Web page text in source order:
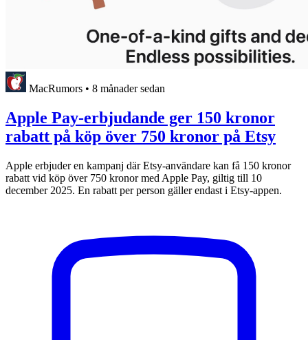
MacRumors • 8 månader sedan
Apple Pay-erbjudande ger 150 kronor
rabatt på köp över 750 kronor på Etsy
Apple erbjuder en kampanj där Etsy-användare kan få 150 kronor
rabatt vid köp över 750 kronor med Apple Pay, giltig till 10
december 2025. En rabatt per person gäller endast i Etsy-appen.